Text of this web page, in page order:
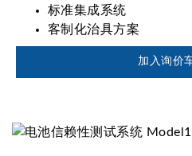
标准集成系统
客制化治具方案
加入询价